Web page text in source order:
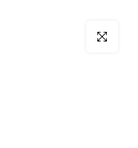
Click para